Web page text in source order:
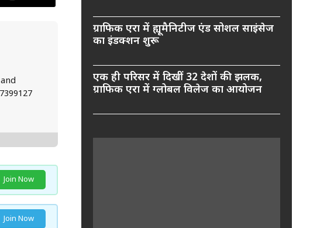
Join Now
Join Now
ग्राफिक एरा में ह्यूमैनिटीज एंड सोशल साइंसेज
का इंडक्शन शुरू
एक ही परिसर में दिखीं 32 देशों की झलक,
ग्राफिक एरा में ग्लोबल विलेज का आयोजन